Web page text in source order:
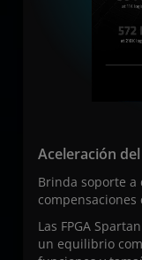
Aceleración
Brinda soporte a
compensaciones
Las FPGA
un equilibrio